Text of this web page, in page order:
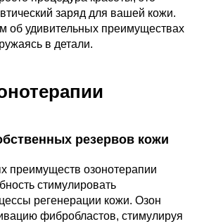
заряд для вашей кожи.
об удивительных преимуществах
в детали.
резервов кожи
преимуществ озонотерапии
стимулировать
регенерации кожи. Озон
фибробластов, стимулируя